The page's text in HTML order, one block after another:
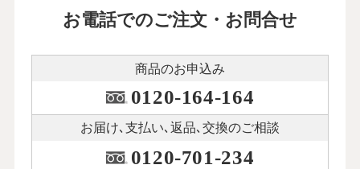
お電話でのご注文・お問合せ
商品のお申込み
0120-164-164
お届け､支払い､ 返品､交換のご相談
0120-701-234